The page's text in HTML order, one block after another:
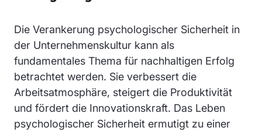
Die Verankerung psychologischer Sicherheit in
der Unternehmenskultur kann als
fundamentales Thema für nachhaltigen Erfolg
betrachtet werden. Sie verbessert die
Arbeitsatmosphäre, steigert die Produktivität
und fördert die Innovationskraft. Das Leben
psychologischer Sicherheit ermutigt zu einer